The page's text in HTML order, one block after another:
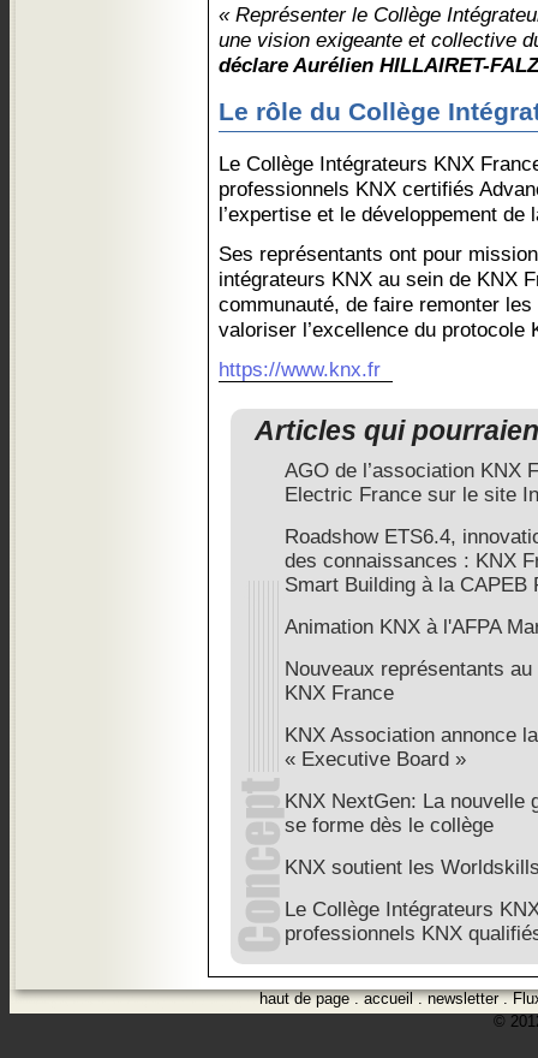
« Représenter le Collège
une vision exigeante et collective
déclare Aurélien HILLAIRET-
Le rôle du Collège
Le Collège Intégrateurs KNX
professionnels KNX certifiés
l’expertise et le développement de
Ses représentants ont pour
intégrateurs KNX au sein de KNX
communauté, de faire remonter
valoriser l’excellence du protocole
https://www.knx.fr
Articles qui
AGO de l’association KNX
Electric France sur le site
Roadshow ETS6.4,
des connaissances : KNX
Smart Building à la CAPEB
Animation KNX à l'AFPA
Nouveaux représentants
KNX France
KNX Association annonce
« Executive Board »
KNX NextGen: La nouvelle
se forme dès le collège
KNX soutient les
Le Collège Intégrateurs
professionnels KNX
haut de page.accueil.newsletter.
©